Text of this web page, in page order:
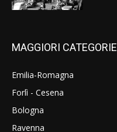
MAGGIORI CATEGORIE
Emilia-Romagna
Forlì - Cesena
Bologna
Ravenna